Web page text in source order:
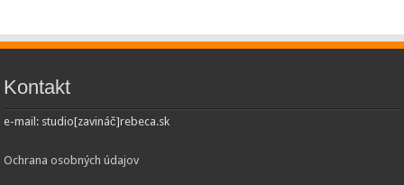
Kontakt
e-mail: studio[zavináč]rebeca.sk
Ochrana osobných údajov